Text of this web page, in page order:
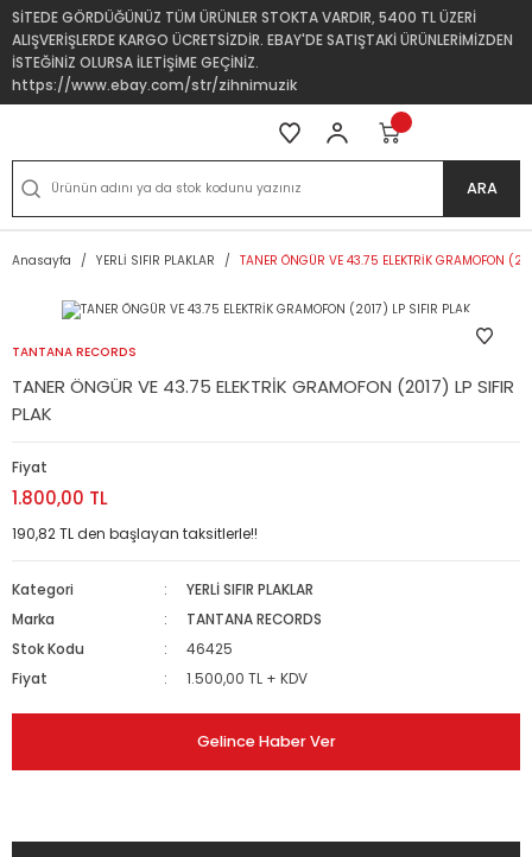
SİTEDE GÖRDÜĞÜNÜZ TÜM ÜRÜNLER STOKTA VARDIR, 5400 TL ÜZERİ
ALIŞVERİŞLERDE KARGO ÜCRETSİZDİR. EBAY'DE SATIŞTAKİ ÜRÜNLERİMİZDEN
İSTEĞİNİZ OLURSA İLETİŞİME GEÇİNİZ.
https://www.ebay.com/str/zihnimuzik
ARA
Anasayfa YERLİ SIFIR PLAKLAR TANER ÖNGÜR VE 43.75 ELEKTRİK GRAMOFON
TANTANA RECORDS
TANER ÖNGÜR VE 43.75 ELEKTRİK GRAMOFON (2017) LP SIFIR
PLAK
Fiyat
1.800,00 TL
190,82 TL den başlayan taksitlerle!!
Kategori
YERLİ SIFIR PLAKLAR
Marka
TANTANA RECORDS
Stok Kodu
46425
Fiyat
1.500,00 TL + KDV
Gelince Haber Ver